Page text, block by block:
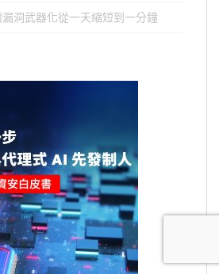
洞武器化從一天縮短到一分鐘